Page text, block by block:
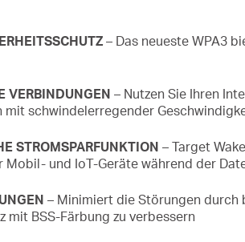
– Das neueste WPA3
VERBINDUNGEN – Nutzen Sie Ihren
mit schwindelerregender
STROMSPARFUNKTION – Target
Mobil- und IoT-Geräte während der
– Minimiert die Störungen durch
mit BSS-Färbung zu verbessern